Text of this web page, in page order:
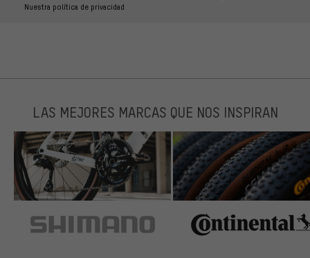
Nuestra política de privacidad
LAS MEJORES MARCAS QUE NOS INSPIRAN